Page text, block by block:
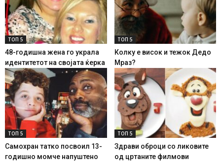
ТОП 5
48-годишна жена го украла
идентитетот на својата ќерка
ТОП 5
Колку е висок и тежок Дедо
Мраз?
ТОП 5
Самохран татко посвоил 13-
годишно момче напуштено
ТОП 5
Здрави оброци со ликовите
од цртаните филмови